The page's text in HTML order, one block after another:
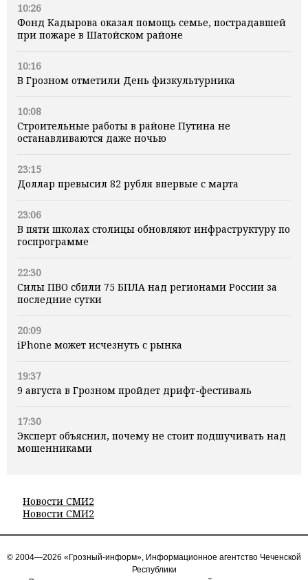
10:26
Фонд Кадырова оказал помощь семье, пострадавшей
при пожаре в Шатойском районе
10:16
В Грозном отметили День физкультурника
10:08
Строительные работы в районе Путина не
останавливаются даже ночью
23:15
Доллар превысил 82 рубля впервые с марта
23:06
В пяти школах столицы обновляют инфраструктуру по
госпрограмме
22:30
Силы ПВО сбили 75 БПЛА над регионами России за
последние сутки
20:09
iPhone может исчезнуть с рынка
19:37
9 августа в Грозном пройдет дрифт-фестиваль
17:30
Эксперт объяснил, почему не стоит подшучивать над
мошенниками
Новости СМИ2
Новости СМИ2
© 2004—2026 «Грозный-информ», Информационное агентство Чеченской
Республики